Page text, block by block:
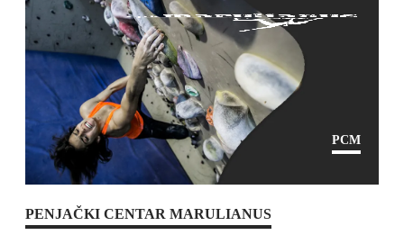
PCM
PENJAČKI CENTAR MARULIANUS